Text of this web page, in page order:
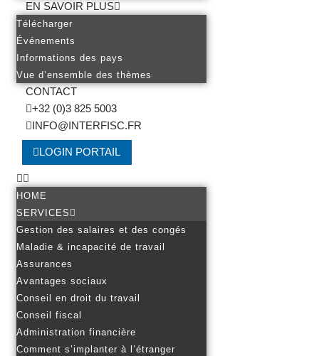
EN SAVOIR PLUS
Télécharger
Événements
Informations des pays
Vue d’ensemble des thèmes
CONTACT
+32 (0)3 825 5003
INFO@INTERFISC.FR
LOGIN PORTAIL
HOME
SERVICES
Gestion des salaires et des congés
Maladie & incapacité de travail
Assurances
Avantages sociaux
Conseil en droit du travail
Conseil fiscal
Administration financière
Comment s’implanter à l’étranger